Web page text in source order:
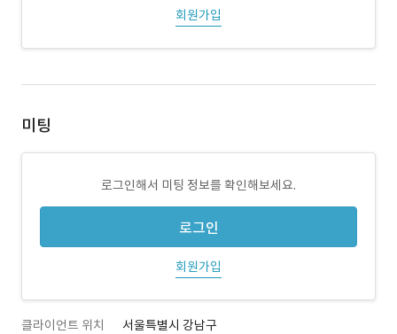
회원가입
미팅
로그인해서 미팅 정보를 확인해보세요.
로그인
회원가입
클라이언트 위치 서울특별시 강남구